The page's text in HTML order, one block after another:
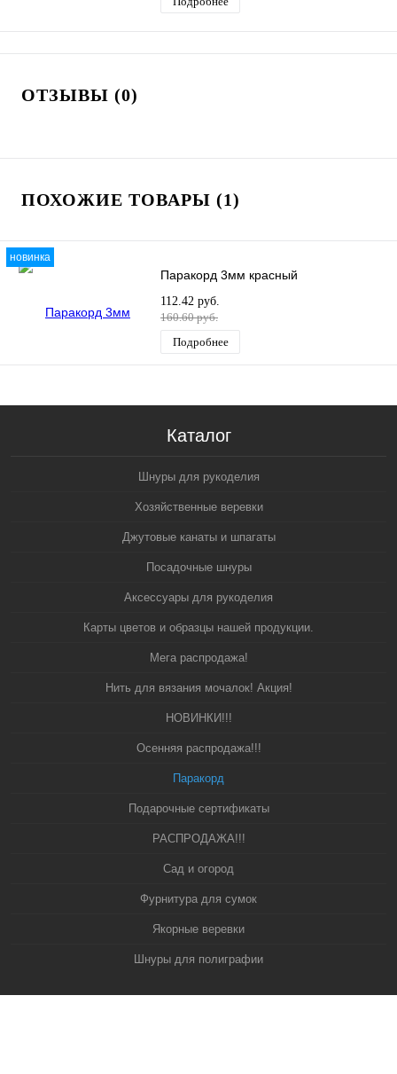
ОТЗЫВЫ (0)
ПОХОЖИЕ ТОВАРЫ (1)
новинка
Паракорд 3мм красный
112.42 руб.
160.60 руб.
Подробнее
Каталог
Шнуры для рукоделия
Хозяйственные веревки
Джутовые канаты и шпагаты
Посадочные шнуры
Аксессуары для рукоделия
Карты цветов и образцы нашей продукции.
Мега распродажа!
Нить для вязания мочалок! Акция!
НОВИНКИ!!!
Осенняя распродажа!!!
Паракорд
Подарочные сертификаты
РАСПРОДАЖА!!!
Сад и огород
Фурнитура для сумок
Якорные веревки
Шнуры для полиграфии